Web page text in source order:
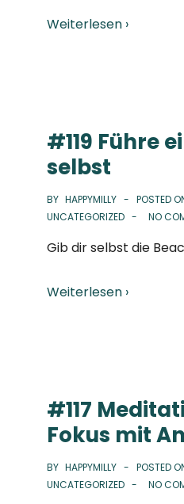
Weiterlesen ›
#119 Führe
selbst
BY HAPPYMILLY POSTED
UNCATEGORIZED
NO
Gib dir selbst die
Weiterlesen ›
#117
Fokus mit
BY HAPPYMILLY POSTED
UNCATEGORIZED
NO